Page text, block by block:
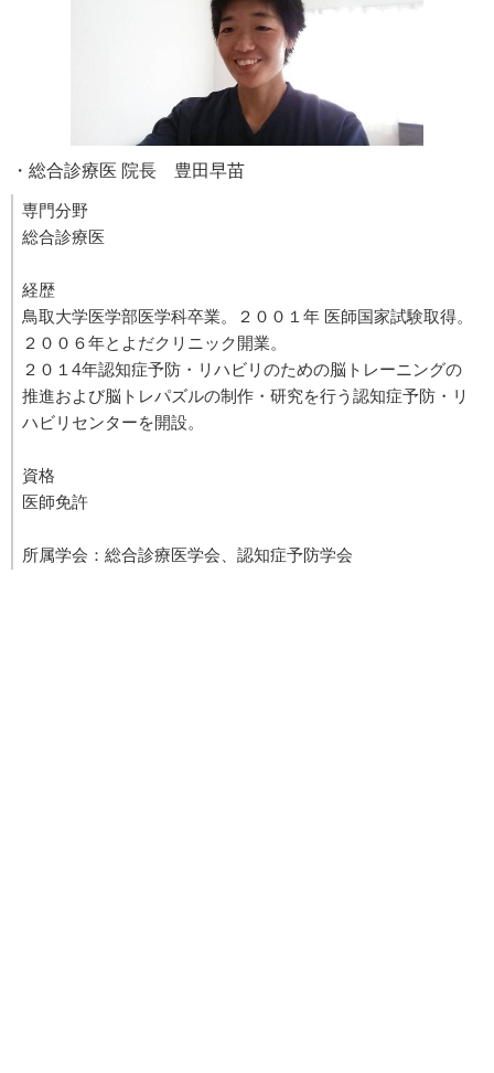
・総合診療医 院長 豊田早苗
専門分野
総合診療医
経歴
鳥取大学医学部医学科卒業。２００１年 医師国家試験取得。
２００６年とよだクリニック開業。
２０１4年認知症予防・リハビリのための脳トレーニングの
推進および脳トレパズルの制作・研究を行う認知症予防・リ
ハビリセンターを開設。
資格
医師免許
所属学会：総合診療医学会、認知症予防学会